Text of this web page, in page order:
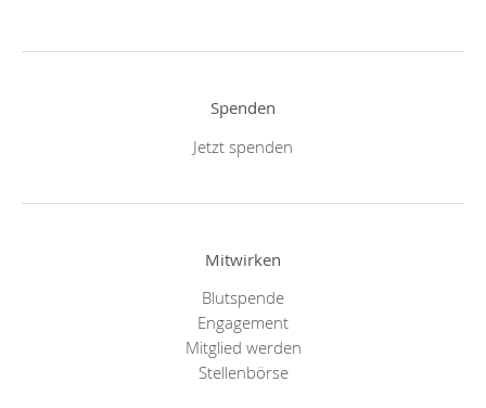
Spenden
Jetzt spenden
Mitwirken
Blutspende
Engagement
Mitglied werden
Stellenbörse